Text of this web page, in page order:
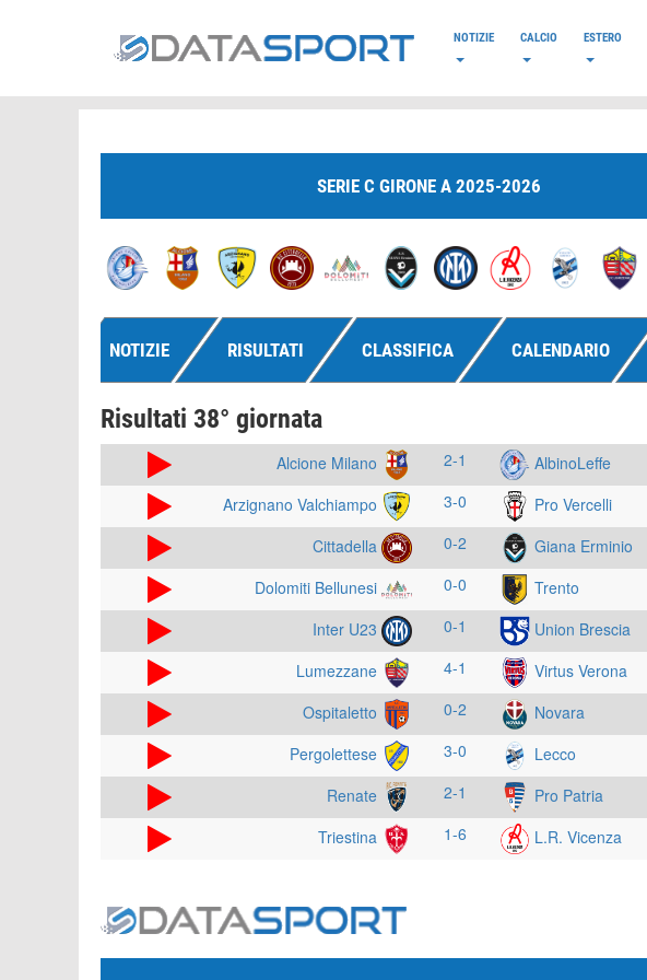
NOTIZIE CALCIO ESTERO
SERIE C GIRONE A 2025-2026
NOTIZIE RISULTATI CLASSIFICA CALENDARIO
Risultati 38° giornata
Alcione Milano 2-1 AlbinoLeffe
Arzignano Valchiampo 3-0 Pro Vercelli
Cittadella 0-2 Giana Erminio
Dolomiti Bellunesi 0-0 Trento
Inter U23 0-1 Union Brescia
Lumezzane 4-1 Virtus Verona
Ospitaletto 0-2 Novara
Pergolettese 3-0 Lecco
Renate 2-1 Pro Patria
Triestina 1-6 L.R. Vicenza